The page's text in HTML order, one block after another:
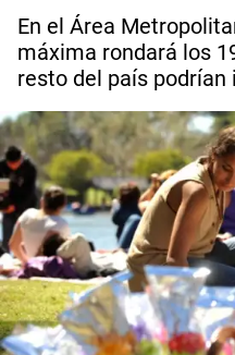
En el Área
máxima rondará los
resto del país podrían